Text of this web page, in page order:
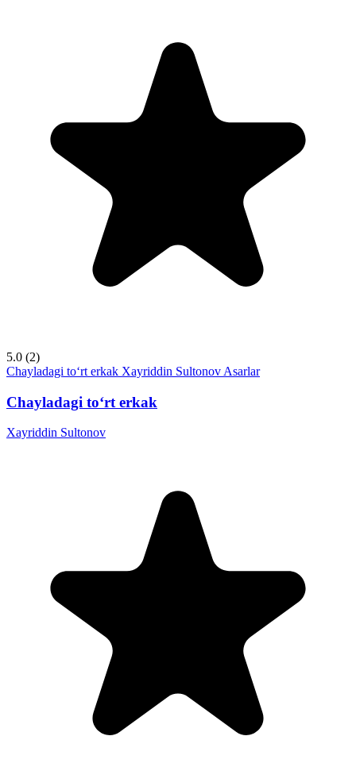
5.0 (2)
Chayladagi to‘rt erkak Xayriddin Sultonov Asarlar
Chayladagi to‘rt erkak
Xayriddin Sultonov